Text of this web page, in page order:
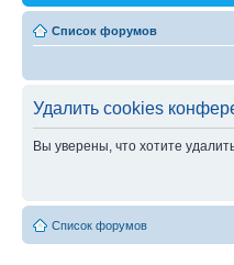
Список форумов
Удалить cookies
Вы уверены, что хотите
Список форумов